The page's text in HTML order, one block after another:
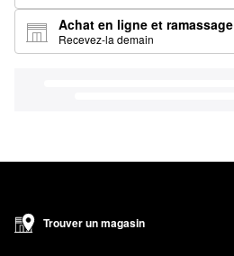
Achat en ligne et ramassage
Recevez-la demain
Trouver un magasin